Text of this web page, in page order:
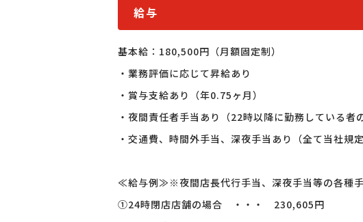
給与
基本給：180,500円（月額固定制）
・業務評価に応じて昇給あり
・賞与支給あり（年0.75ヶ月）
・夜間責任者手当あり（22時以降に勤務している
・交通費、時間外手当、深夜手当あり（全て当社規定
≪給与例≫※夜間店長代行手当、深夜手当等の各種
①24時閉店店舗の場合　・・・　230,605円